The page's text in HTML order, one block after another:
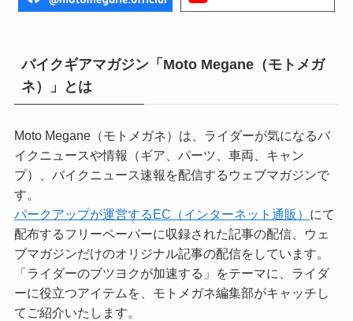
バイクギアマガジン「Moto Megane（モトメガ
ネ）」とは
Moto Megane（モトメガネ）は、ライダーが気になるバ
イクニュースや情報（ギア、パーツ、車両、キャン
プ）、バイクニュース速報を配信するウェブマガジンで
す。
パークアップが運営するEC（インターネット通販） にて
配布するフリーペーパーに収録された記事の配信、ウェ
ブマガジンだけのオリジナル記事の配信をしています。
「ライダーのブツヨクが加速する」をテーマに、ライダ
ーに役立つアイテムを、モトメガネ編集部がキャッチし
てご紹介いたします。